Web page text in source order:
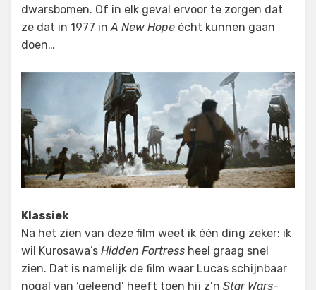
dwarsbomen. Of in elk geval ervoor te zorgen dat
ze dat in 1977 inA New Hope écht kunnen gaan
doen…
Klassiek
Na het zien van deze film weet ik één ding zeker: ik
wil Kurosawa’s Hidden Fortress heel graag snel
zien. Dat is namelijk de film waar Lucas schijnbaar
nogal van ‘geleend’ heeft toen hij z’n Star Wars-